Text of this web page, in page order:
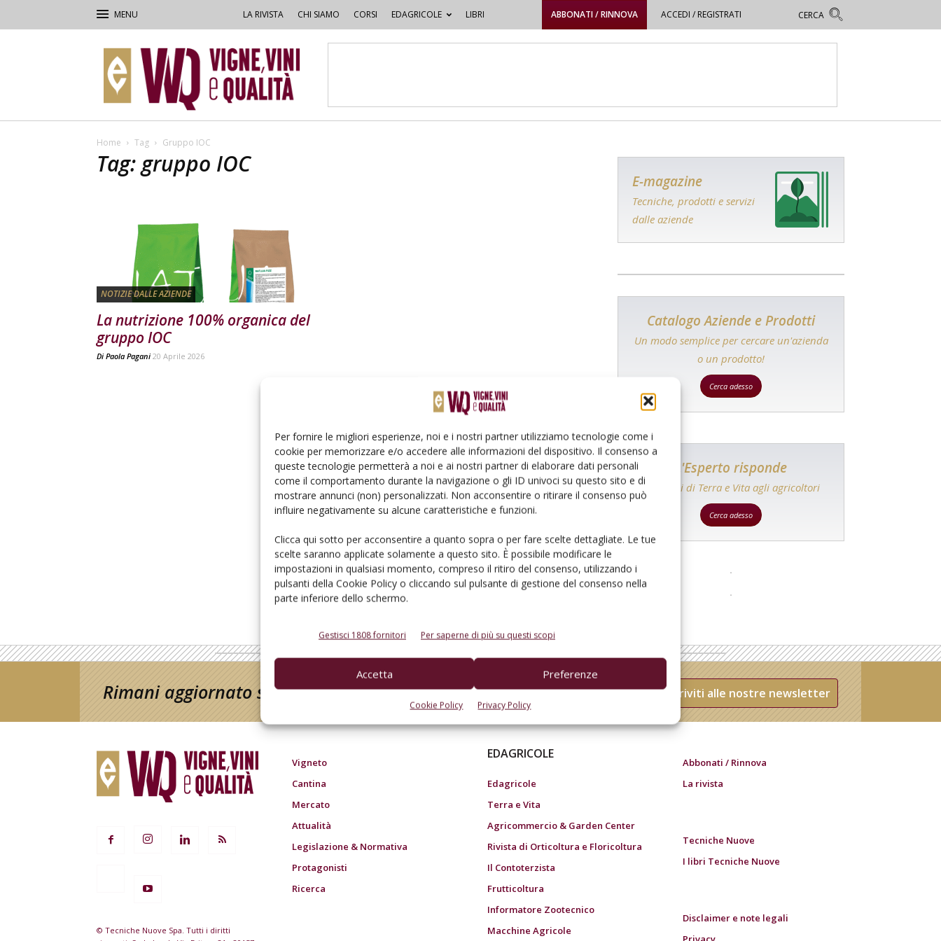
Per fornire le migliori esperienze, noi e i nostri partner utilizziamo tecnologie come i
cookie per memorizzare e/o accedere alle informazioni del dispositivo. Il consenso a
queste tecnologie permetterà a noi e ai nostri partner di elaborare dati personali
come il comportamento durante la navigazione o gli ID univoci su questo sito e di
mostrare annunci (non) personalizzati. Non acconsentire o ritirare il consenso può
influire negativamente su alcune caratteristiche e funzioni.
Clicca qui sotto per acconsentire a quanto sopra o per fare scelte dettagliate. Le tue
scelte saranno applicate solamente a questo sito. È possibile modificare le
impostazioni in qualsiasi momento, compreso il ritiro del consenso, utilizzando i
pulsanti della Cookie Policy o cliccando sul pulsante di gestione del consenso nella
parte inferiore dello schermo.
Gestisci 1808 fornitori Per saperne di più su questi scopi
Accetta Preferenze
Cookie Policy Privacy Policy
LA RIVISTA CHI SIAMO CORSI EDAGRICOLE LIBRI ABBONATI / RINNOVA ACCEDI / REGISTRATI
–
Vigne,
Vini
&
Home Tag Gruppo IOC
Tag: gruppo IOC
NOTIZIE DALLE AZIENDE
La nutrizione 100% organica del
gruppo IOC
Di Paola Pagani 20 Aprile 2026
E-magazine
Tecniche, prodotti e servizi
dalle aziende
Catalogo Aziende e Prodotti
Un modo semplice per cercare un'azienda
o un prodotto!
Cerca adesso
L'Esperto risponde
I consigli di Terra e Vita agli agricoltori
Cerca adesso
Rimani aggiornato sul mondo dell’agricoltura Iscriviti alle nostre newsletter
© Tecniche Nuove Spa. Tutti i diritti
Vigneto
Cantina
Mercato
Attualità
Legislazione & Normativa
Protagonisti
Ricerca
EDAGRICOLE
Edagricole
Terra e Vita
Agricommercio & Garden Center
Rivista di Orticoltura e Floricoltura
Il Contoterzista
Frutticoltura
Informatore Zootecnico
Macchine Agricole
Abbonati / Rinnova
La rivista
Tecniche Nuove
I libri Tecniche Nuove
Disclaimer e note legali